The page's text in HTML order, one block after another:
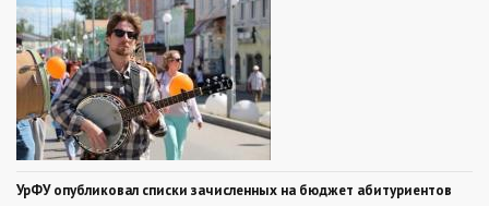
УрФУ опубликовал списки зачисленных на бюджет абитуриентов